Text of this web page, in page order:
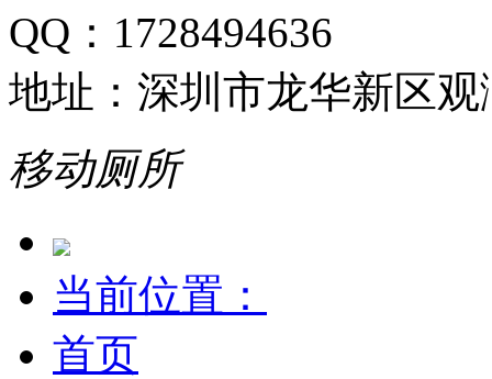
QQ：1728494636
地址：深圳市龙华新区
移动厕所
当前位置：
首页